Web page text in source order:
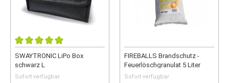
SWAYTRONIC LiPo Box
schwarz L
Sofort verfügbar
FIREBALLS Brandschutz -
Feuerlöschgranulat 5 Liter
Sofort verfügbar